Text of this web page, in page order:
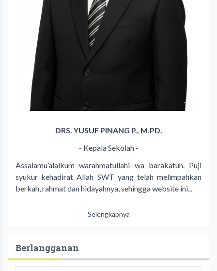
DRS. YUSUF PINANG P., M.PD.
- Kepala Sekolah -
Assalamu’alaikum warahmatullahi wa barakatuh. Puji
syukur kehadirat Allah SWT yang telah melimpahkan
berkah, rahmat dan hidayahnya, sehingga website ini...
Selengkapnya
Berlangganan